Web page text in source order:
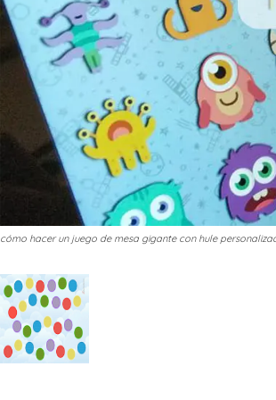
cómo hacer un juego de mesa gigante con hule